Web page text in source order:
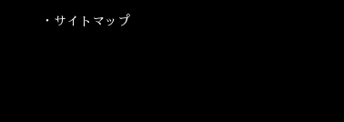
・サイトマップ